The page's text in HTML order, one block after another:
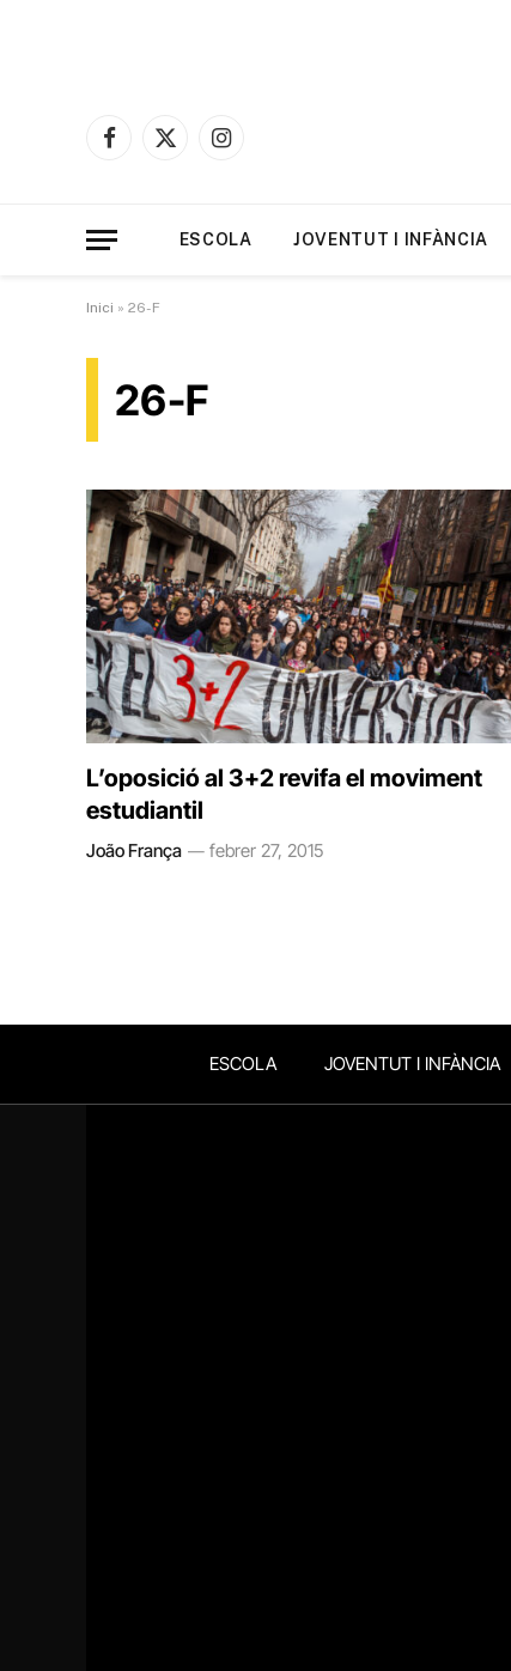
Facebook
X
Instagram
ESCOLA JOVENTUT I INFÀNCIA
Inici » 26-F
26-F
L’oposició al 3+2 revifa el moviment
estudiantil
João França febrer 27, 2015
ESCOLA JOVENTUT I INFÀNCIA